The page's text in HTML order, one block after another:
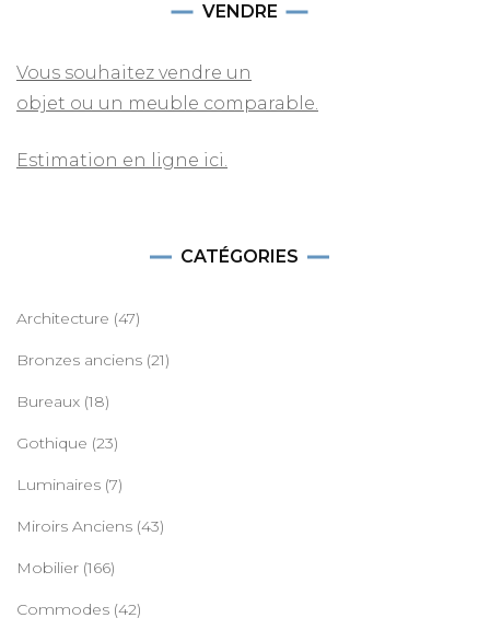
VENDRE
Vous souhaitez vendre un
objet ou un meuble comparable.
Estimation en ligne ici.
CATÉGORIES
Architecture (47)
Bronzes anciens (21)
Bureaux (18)
Gothique (23)
Luminaires (7)
Miroirs Anciens (43)
Mobilier (166)
Commodes (42)